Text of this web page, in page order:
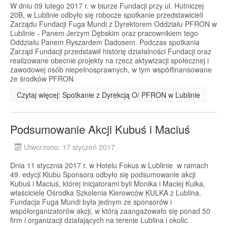
W dniu 09 lutego 2017 r. w biurze Fundacji przy ul. Hutniczej
20B, w Lublinie odbyło się robocze spotkanie przedstawicieli
Zarządu Fundacji Fuga Mundi z Dyrektorem Oddziału PFRON w
Lublinie - Panem Jerzym Dębskim oraz pracownikiem tego
Oddziału Panem Ryszardem Dadosem. Podczas spotkania
Zarząd Fundacji przedstawił historię działalności Fundacji oraz
realizowane obecnie projekty na rzecz aktywizacji społecznej i
zawodowej osób niepełnosprawnych, w tym współfinansowane
ze środków PFRON.
Czytaj więcej: Spotkanie z Dyrekcją O/ PFRON w Lublinie
Podsumowanie Akcji Kubuś i Maciuś
Utworzono: 17 styczeń 2017
Dnia 11 stycznia 2017 r. w Hotelu Fokus w Lublinie w ramach
49. edycji Klubu Sponsora odbyło się podsumowanie akcji
Kubuś i Maciuś, której inicjatorami byli Monika i Maciej Kulka,
właściciele Ośrodka Szkolenia Kierowców KULKA z Lublina.
Fundacja Fuga Mundi była jednym ze sponsorów i
współorganizatorów akcji, w którą zaangażowało się ponad 50
firm i organizacji działających na terenie Lublina i okolic.